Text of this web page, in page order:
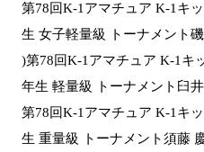
第78回K-1アマチュア K-1キ
生 女子軽量級 トーナメント
)第78回K-1アマチュア K-1キ
年生 軽量級 トーナメント臼
第78回K-1アマチュア K-1キ
生 重量級 トーナメント須藤